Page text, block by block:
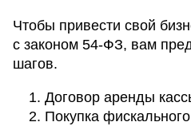
Чтобы привести свой
с законом 54-ФЗ, вам
шагов.
Договор аренды
Покупка